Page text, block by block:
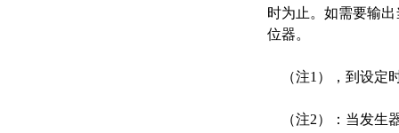
时为止。如需要输
位器。
（注1），到设定
（注2）：当发生